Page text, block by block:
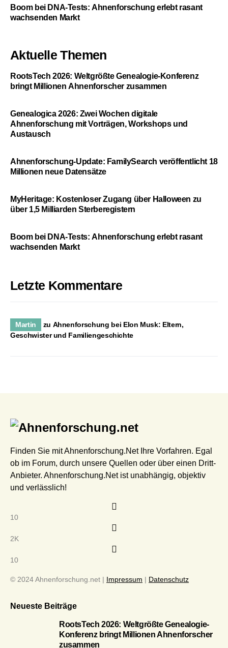
Boom bei DNA-Tests: Ahnenforschung erlebt rasant
wachsenden Markt
Aktuelle Themen
RootsTech 2026: Weltgrößte Genealogie-Konferenz
bringt Millionen Ahnenforscher zusammen
Genealogica 2026: Zwei Wochen digitale
Ahnenforschung mit Vorträgen, Workshops und
Austausch
Ahnenforschung-Update: FamilySearch veröffentlicht 18
Millionen neue Datensätze
MyHeritage: Kostenloser Zugang über Halloween zu
über 1,5 Milliarden Sterberegistern
Boom bei DNA-Tests: Ahnenforschung erlebt rasant
wachsenden Markt
Letzte Kommentare
Martin zu Ahnenforschung bei Elon Musk: Eltern,
Geschwister und Familiengeschichte
Finden Sie mit Ahnenforschung.Net Ihre Vorfahren. Egal
ob im Forum, durch unsere Quellen oder über einen Dritt-
Anbieter. Ahnenforschung.Net ist unabhängig, objektiv
und verlässlich!
10
2K
10
© 2024 Ahnenforschung.net | Impressum | Datenschutz
Neueste Beiträge
RootsTech 2026: Weltgrößte Genealogie-
Konferenz bringt Millionen Ahnenforscher
zusammen